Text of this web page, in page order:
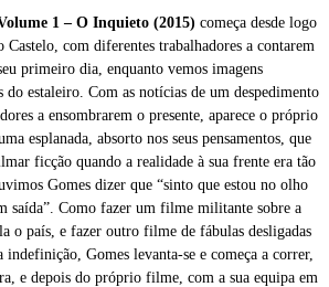
1 – O Inquieto (2015) começa desde logo
Castelo, com diferentes trabalhadores a contarem
primeiro dia, enquanto vemos imagens
do estaleiro. Com as notícias de um despedimento
a ensombrarem o presente, aparece o próprio
esplanada, absorto nos seus pensamentos, que
ficção quando a realidade à sua frente era tão
Gomes dizer que “sinto que estou no olho
saída”. Como fazer um filme militante sobre a
o país, e fazer outro filme de fábulas desligadas
indefinição, Gomes levanta-se e começa a correr,
e depois do próprio filme, com a sua equipa em